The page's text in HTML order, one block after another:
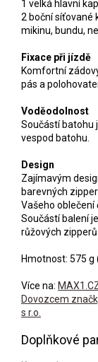
1 velká hlavní
2 boční síťované
mikinu, bundu,
Fixace při jízdě
Komfortní
pás a
Voděodolnost
Součástí batohu
vespod batohu.
Design
Zajímavým
barevných
Vašeho oblečení
Součástí balení
růžových zipperů.
Hmotnost: 575
Více na:
Dovozcem
s r.o.
Doplňkové